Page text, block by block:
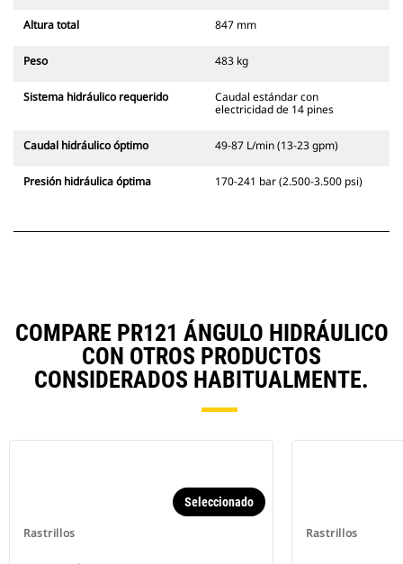
Altura total 847 mm
Peso 483 kg
Sistema hidráulico requerido
Caudal estándar con
electricidad de 14 pines
Caudal hidráulico óptimo 49-87 L/min (13-23 gpm)
Presión hidráulica óptima 170-241 bar (2.500-3.500 psi)
COMPARE PR121 ÁNGULO HIDRÁULICO
CON OTROS PRODUCTOS
CONSIDERADOS HABITUALMENTE.
Rastrillos
Seleccionado
Rastrillos